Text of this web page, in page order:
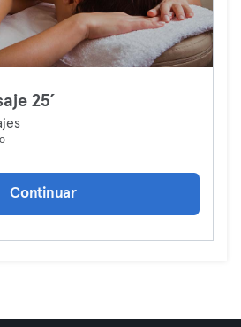
25´
Continuar